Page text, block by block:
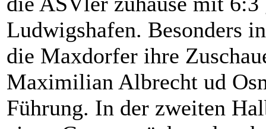
Ludwigshafen. Besonders
die Maxdorfer ihre
Maximilian Albrecht ud
Führung. In der zweiten